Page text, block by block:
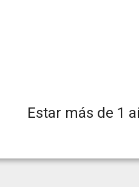
Estar más de 1